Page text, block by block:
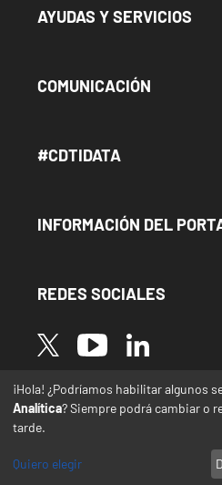
Menu Footer Ayudas y
AYUDAS Y SERVICIOS
Menu Footer Comunicación
COMUNICACIÓN
Menú Footer #Cdtidata
#CDTIDATA
Menu Footer Información del
INFORMACIÓN DEL
REDES SOCIALES
Image Image Image
* Las traducciones de
español a otras lenguas
automática y pueden
¡Hola! ¿Podríamos habilitar algunos
Analítica? Siempre podrá cambiar o
tarde.
Quiero elegir